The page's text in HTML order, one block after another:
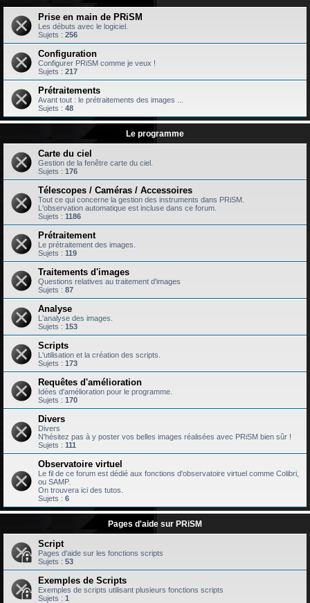
Prise en main de PRiSM
Les débuts avec le logiciel.
Sujets : 256
Configuration
Configurer PRiSM comme je veux !
Sujets : 217
Prétraitements
Avant tout : le prétraitements des images ...
Sujets : 48
Le programme
Carte du ciel
Gestion de la fenêtre carte du ciel.
Sujets : 176
Télescopes / Caméras / Accessoires
Tout ce qui concerne la gestion des instruments dans PRiSM.
L'observation automatique est incluse dans ce forum.
Sujets : 1186
Prétraitement
Le prétraitement des images.
Sujets : 119
Traitements d'images
Questions relatives au traitement d'images
Sujets : 87
Analyse
L'analyse des images.
Sujets : 153
Scripts
L'utilisation et la création des scripts.
Sujets : 173
Requêtes d'amélioration
Idées d'amélioration pour le programme.
Sujets : 170
Divers
Divers
N'hésitez pas à y poster vos belles images réalisées avec PRiSM bien sûr !
Sujets : 111
Observatoire virtuel
Le fil de ce forum est dédié aux fonctions d'observatoire virtuel comme Colibri,
ou SAMP.
On trouvera ici des tutos.
Sujets : 6
Pages d'aide sur PRiSM
Script
Pages d'aide sur les fonctions scripts
Sujets : 53
Exemples de Scripts
Exemples de scripts utilisant plusieurs fonctions scripts
Sujets : 1